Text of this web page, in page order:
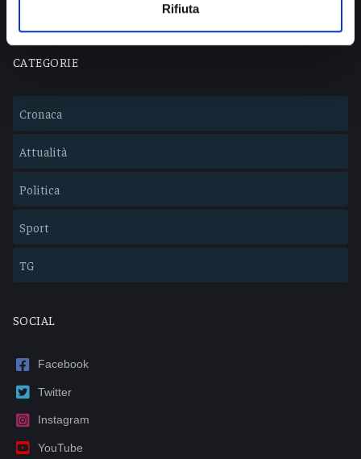
Rifiuta
CATEGORIE
Cronaca
Attualità
Politica
Sport
TG
SOCIAL
Facebook
Twitter
Instagram
YouTube